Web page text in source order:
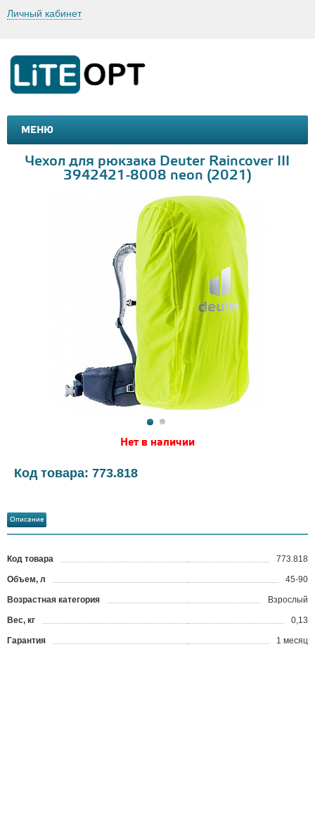
Личный кабинет
МЕНЮ
МАШИНКИ И МОТОЦИКЛЫ
Чехол для рюкзака Deuter Raincover III
3942421-8008 neon (2021)
Нет в наличии
Код товара: 773.818
Описание
Код товара 773.818
Объем, л 45-90
Возрастная категория Взрослый
Вес, кг 0,13
Гарантия 1 месяц